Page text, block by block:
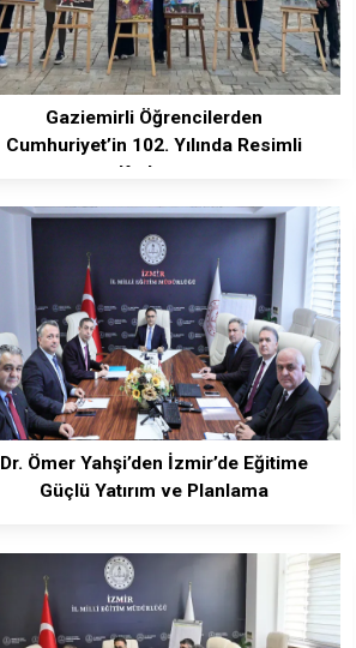
Gaziemirli Öğrencilerden
Cumhuriyet’in 102. Yılında Resimli
Kutlama
Dr. Ömer Yahşi’den İzmir’de Eğitime
Güçlü Yatırım ve Planlama